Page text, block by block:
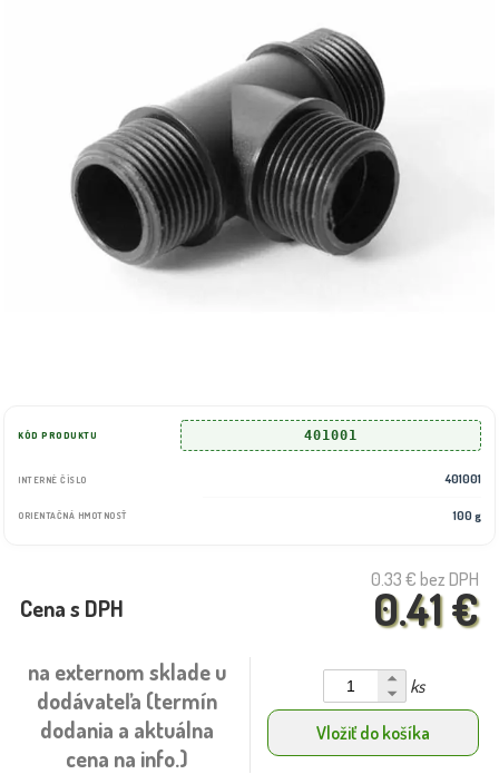
KÓD PRODUKTU 401001
INTERNÉ ČÍSLO 401001
ORIENTAČNÁ HMOTNOSŤ 100 g
0.33 € bez DPH
0.41 €
Cena s DPH
na externom sklade u
dodávateľa (termín
dodania a aktuálna
cena na info.)
ks
Vložiť do košíka